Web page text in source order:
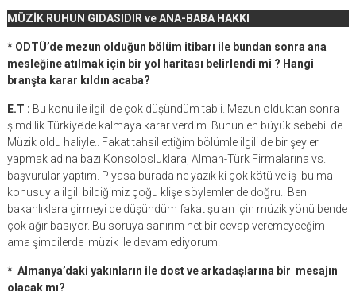
MÜZİK RUHUN GIDASIDIR ve ANA-BABA HAKKI
* ODTÜ’de mezun olduğun bölüm itibarı ile bundan sonra ana
mesleğine atılmak için bir yol haritası belirlendi mi ? Hangi
branşta karar kıldın acaba?
E.T : Bu konu ile ilgili de çok düşündüm tabii. Mezun olduktan sonra
şimdilik Türkiye’de kalmaya karar verdim. Bunun en büyük sebebi de
Müzik oldu haliyle.. Fakat tahsil ettiğim bölümle ilgili de bir şeyler
yapmak adına bazı Konsolosluklara, Alman-Türk Firmalarına vs.
başvurular yaptım. Piyasa burada ne yazık ki çok kötü ve iş bulma
konusuyla ilgili bildiğimiz çoğu klişe söylemler de doğru.. Ben
bakanlıklara girmeyi de düşündüm fakat şu an için müzik yönü bende
çok ağır basıyor. Bu soruya sanırım net bir cevap veremeyceğim
ama şimdilerde müzik ile devam ediyorum.
* Almanya’daki yakınların ile dost ve arkadaşlarına bir mesajın
olacak mı?